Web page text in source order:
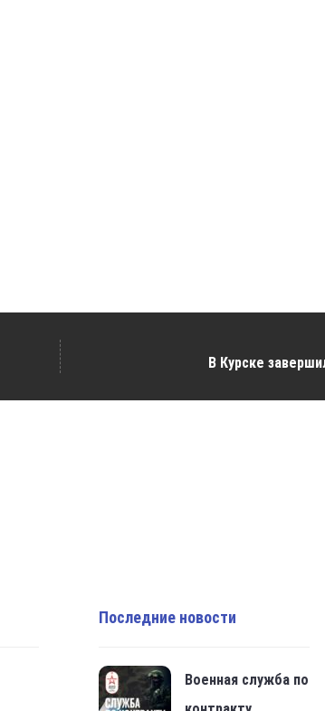
В Курске
Последние новости
Военная служба по